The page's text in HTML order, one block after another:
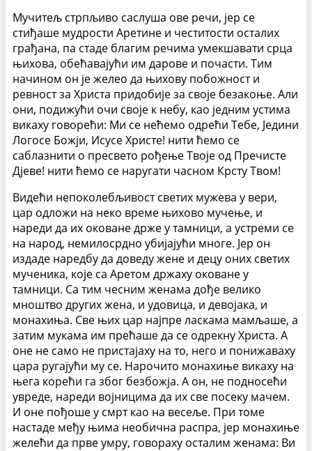
Мучитељ стрпљиво саслуша ове речи, јер се
стиђаше мудрости Аретине и честитости осталих
грађана, па стаде благим речима умекшавати срца
њихова, обећавајући им дарове и почасти. Тим
начином он је желео да њихову побожност и
ревност за Христа придобије за своје безакоње. Али
они, подижући очи своје к небу, као једним устима
викаху говорећи: Ми се нећемо одрећи Тебе, Једини
Логосе Божји, Исусе Христе! нити ћемо се
саблазнити о пресвето рођење Твоје од Пречисте
Дјеве! нити ћемо се наругати часном Крсту Твом!
Видећи непоколебљивост светих мужева у вери,
цар одложи на неко време њихово мучење, и
нареди да их оковане држе у тамници, а устреми се
на народ, немилосрдно убијајући многе. Јер он
издаде наредбу да доведу жене и децу оних светих
мученика, које са Аретом држаху оковане у
тамници. Са тим чесним женама дође велико
мноштво других жена, и удовица, и девојака, и
монахиња. Све њих цар најпре ласкама мамљаше, а
затим мукама им прећаше да се одрекну Христа. А
оне не само не пристајаху на то, него и понижаваху
цара ругајући му се. Нарочито монахиње викаху на
њега корећи га због безбожја. А он, не подносећи
увреде, нареди војницима да их све посеку мачем.
И оне пођоше у смрт као на весеље. При томе
настаде међу њима необична распра, јер монахиње
желећи да прве умру, говораху осталим женама: Ви